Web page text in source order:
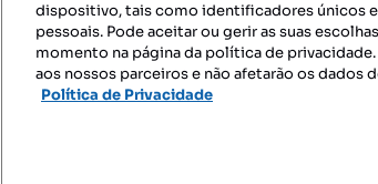
dispositivo, tais como identificadores únicos
pessoais. Pode aceitar ou gerir as suas
momento na página da política de privacidade.
aos nossos parceiros e não afetarão os dados
Política de Privacidade